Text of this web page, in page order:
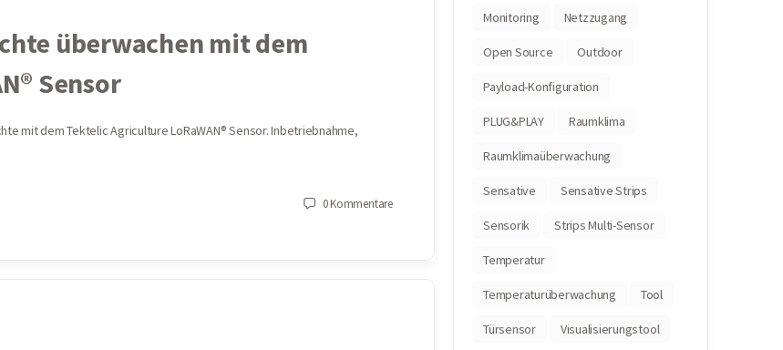
überwachen mit dem
Sensor
mit dem Tektelic Agriculture LoRaWAN® Sensor. Inbetriebnahme,
0Kommentare
Monitoring Netzzugang
Open Source Outdoor
Payload-Konfiguration
PLUG&PLAY Raumklima
Raumklimaüberwachung
Sensative Sensative Strips
Sensorik Strips Multi-Sensor
Temperatur
Temperaturüberwachung Tool
Türsensor Visualisierungstool